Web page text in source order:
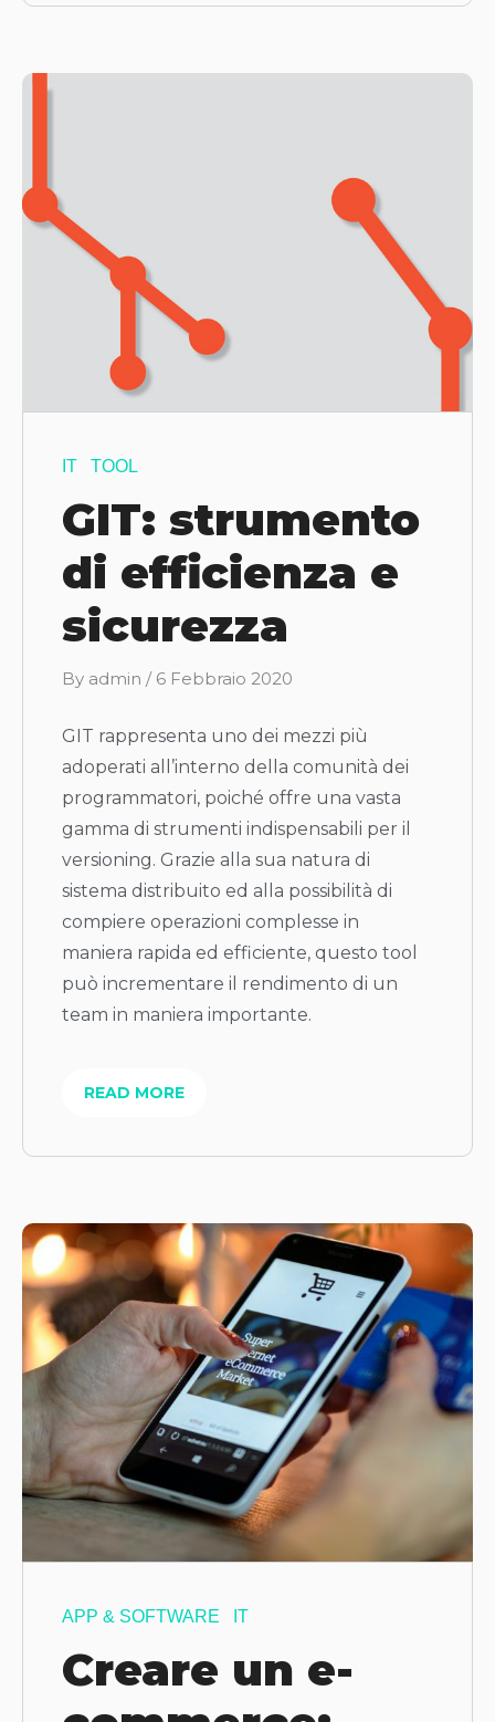
IT TOOL
GIT: strumento
di efficienza e
sicurezza
B
By admin / 6 Febbraio 2020
GIT rappresenta uno dei mezzi più
adoperati all’interno della comunità dei
programmatori, poiché offre una vasta
gamma di strumenti indispensabili per il
versioning. Grazie alla sua natura di
sistema distribuito ed alla possibilità di
compiere operazioni complesse in
maniera rapida ed efficiente, questo tool
può incrementare il rendimento di un
team in maniera importante.
READ MORE
APP & SOFTWARE IT
Creare un e-